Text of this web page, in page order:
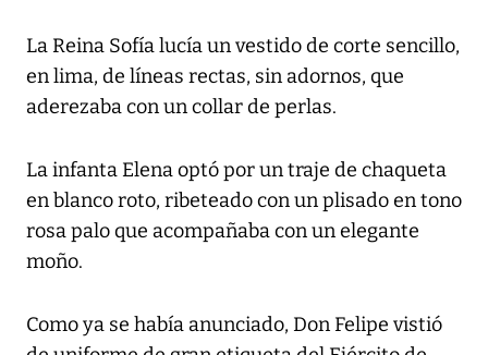
La Reina Sofía lucía un vestido de corte sencillo,
en lima, de líneas rectas, sin adornos, que
aderezaba con un collar de perlas.
La infanta Elena optó por un traje de chaqueta
en blanco roto, ribeteado con un plisado en tono
rosa palo que acompañaba con un elegante
moño.
Como ya se había anunciado, Don Felipe vistió